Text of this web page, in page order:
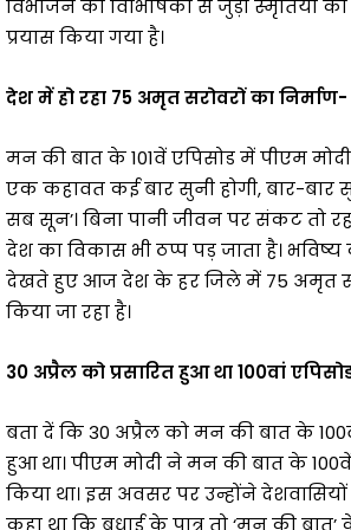
विभाजन की विभिषिका से जुड़ी स्मृतियों
प्रयास किया गया है।
देश में हो रहा 75 अमृत सरोवरों का
मन की बात के 101वें एपिसोड में पीएम
एक कहावत कई बार सुनी होगी, बार-बार
सब सून’। बिना पानी जीवन पर संकट तो
देश का विकास भी ठप्प पड़ जाता है।
देखते हुए आज देश के हर जिले में 75 अमृत
किया जा रहा है।
30 अप्रैल को प्रसारित हुआ था 100वां
बता दें कि 30 अप्रैल को मन की बात के
हुआ था। पीएम मोदी ने मन की बात के
किया था। इस अवसर पर उन्होंने
कहा था कि बधाई के पात्र तो ‘मन की बात’